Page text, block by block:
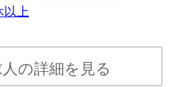
上
の詳細を見る